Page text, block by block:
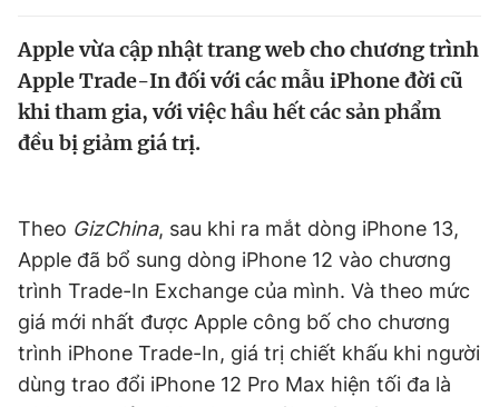
Tin thị trường Tin 360
Video Magazine
Tiện ích Bạn cần biết
Thông tin tòa soạn Liên hệ quảng cáo
Apple vừa cập nhật trang web cho chương trình
Apple Trade-In đối với các mẫu iPhone đời cũ
khi tham gia, với việc hầu hết các sản phẩm
đều bị giảm giá trị.
Theo GizChina, sau khi ra mắt dòng iPhone 13,
Apple đã bổ sung dòng iPhone 12 vào chương
trình Trade-In Exchange của mình. Và theo mức
giá mới nhất được Apple công bố cho chương
trình iPhone Trade-In, giá trị chiết khấu khi người
dùng trao đổi iPhone 12 Pro Max hiện tối đa là